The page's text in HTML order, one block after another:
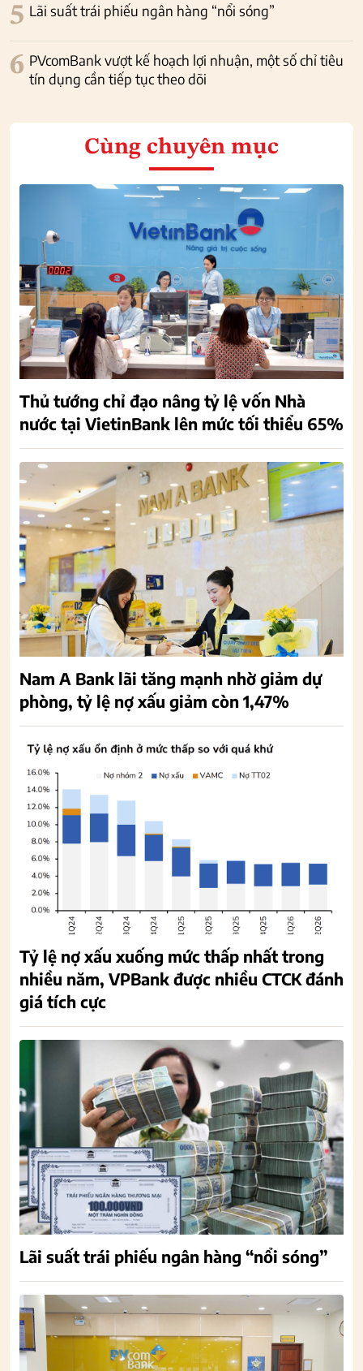
5 Lãi suất trái phiếu ngân hàng “nổi sóng”
6 PVcomBank vượt kế hoạch lợi nhuận, một số chỉ tiêu
tín dụng cần tiếp tục theo dõi
Cùng chuyên mục
Thủ tướng chỉ đạo nâng tỷ lệ vốn Nhà
nước tại VietinBank lên mức tối thiểu 65%
Nam A Bank lãi tăng mạnh nhờ giảm dự
phòng, tỷ lệ nợ xấu giảm còn 1,47%
Tỷ lệ nợ xấu xuống mức thấp nhất trong
nhiều năm, VPBank được nhiều CTCK đánh
giá tích cực
Lãi suất trái phiếu ngân hàng “nổi sóng”